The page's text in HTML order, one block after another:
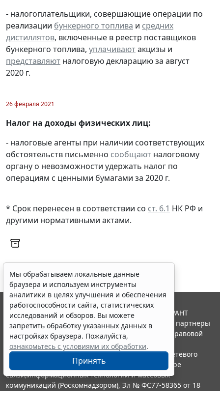
- налогоплательщики, совершающие операции по
реализации бункерного топлива и средних
дистиллятов, включенные в реестр поставщиков
бункерного топлива, уплачиваютакцизы и
представляют налоговую декларацию за август
2020 г.
26 февраля 2021
Налог на доходы физических лиц:
- налоговые агенты при наличии соответствующих
обстоятельств письменно сообщают налоговому
органу о невозможности удержать налог по
операциям с ценными бумагами за 2020 г.
* Срок перенесен в соответствии со ст. 6.1 НК РФ и
другими нормативными актами.
Мы обрабатываем локальные данные
браузера и используем инструменты
аналитики в целях улучшения и обеспечения
работоспособности сайта, статистических
исследований и обзоров. Вы можете
запретить обработку указанных данных в
настройках браузера. Пожалуйста,
ознакомьтесь с условиями их обработки.
Принять
© ООО "НПП "ГАРАНТ-СЕРВИС", 2026. Система ГАРАНТ
выпускается с 1990 года. Компания "Гарант" и ее партнеры
являются участниками Российской ассоциации правовой
информации ГАРАНТ.
Портал ГАРАНТ.РУ зарегистрирован в качестве сетевого
издания Федеральной службой по надзору в сфере
связи,информационных технологий и массовых
коммуникаций (Роскомнадзором), Эл № ФС77-58365 от 18